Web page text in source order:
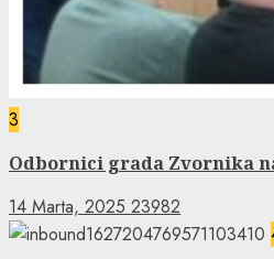
3
Odbornici grada Zvornika
14 Marta, 2025 23982